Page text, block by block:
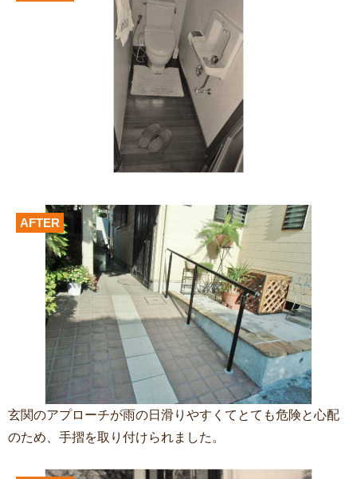
AFTER
玄関のアプローチが雨の日滑りやすくてとても危険と心配
のため、手摺を取り付けられました。